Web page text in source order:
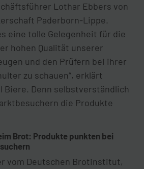
Lothar Ebbers von
Paderborn-Lippe.
eine tolle Gelegenheit für die
hohen Qualität unserer
und den Prüfern bei ihrer
zu schauen“, erklärt
Biere. Denn selbstverständlich
die Produkte
Brot: Produkte punkten bei
vom Deutschen Brotinstitut,